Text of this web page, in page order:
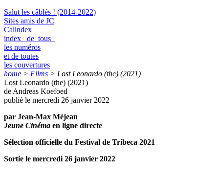
Salut les câblés ! (2014-2022)
Sites amis de JC
Calindex
index de tous
les numéros
et de toutes
les couvertures
home > Films > Lost Leonardo (the) (2021)
Lost Leonardo (the) (2021)
de Andreas Koefoed
publié le mercredi 26 janvier 2022
par Jean-Max Méjean
Jeune Cinéma en ligne directe
Sélection officielle du Festival de Tribeca 2021
Sortie le mercredi 26 janvier 2022